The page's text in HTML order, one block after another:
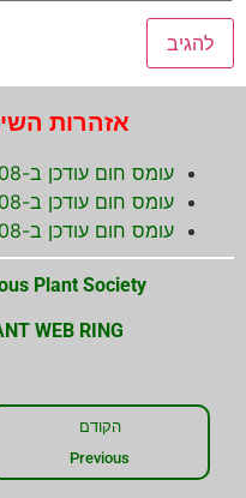
אזהרות
עומס חום עודכן ב-07/08 06:11
עומס חום עודכן ב-07/08 06:10
עומס חום עודכן ב-07/08 06:08
Plant Society
WEB RING
הקודם
Previous